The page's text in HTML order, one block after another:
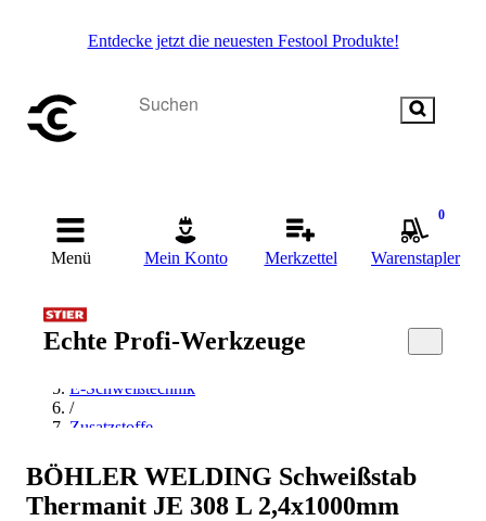
Entdecke jetzt die neuesten Festool Produkte!
Menü Mein Konto Merkzettel
0
Warenstapler
Echte Profi-Werkzeuge
Startseite
/
Schweißen & Löten
E-Schweißtechnik
/
Zusatzstoffe
Stabelektrode
/
Voestalpine Stabelektrode
BÖHLER WELDING Schweißstab
Thermanit JE 308 L 2,4x1000mm